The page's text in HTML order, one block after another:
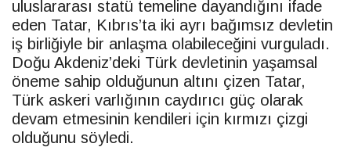
uluslararası statü temeline dayandığını ifade
eden Tatar, Kıbrıs’ta iki ayrı bağımsız devletin
iş birliğiyle bir anlaşma olabileceğini vurguladı.
Doğu Akdeniz’deki Türk devletinin yaşamsal
öneme sahip olduğunun altını çizen Tatar,
Türk askeri varlığının caydırıcı güç olarak
devam etmesinin kendileri için kırmızı çizgi
olduğunu söyledi.